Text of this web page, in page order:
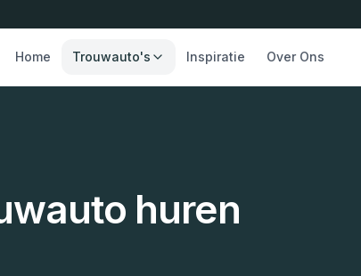
Home Trouwauto's Inspiratie Over Ons
huren